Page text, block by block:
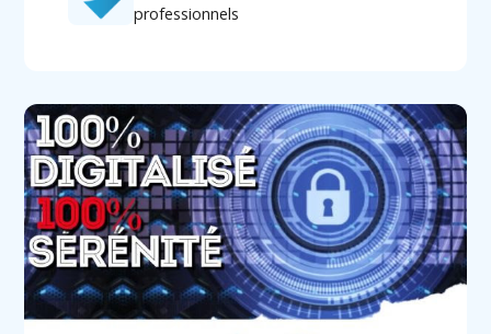
professionnels